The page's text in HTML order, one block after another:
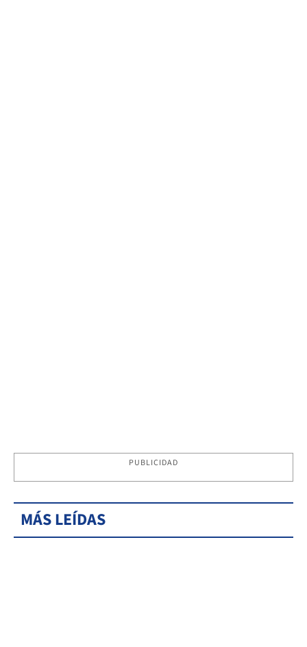
PUBLICIDAD
MÁS LEÍDAS